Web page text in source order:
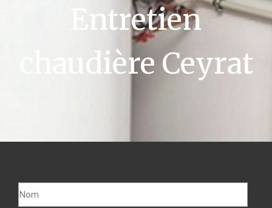
Entretien
chaudière Ceyrat